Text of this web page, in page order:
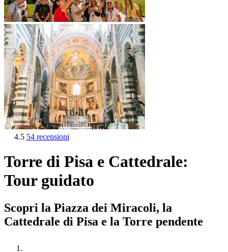
4.5 54 recensioni
Torre di Pisa e Cattedrale:
Tour guidato
Scopri la Piazza dei Miracoli, la
Cattedrale di Pisa e la Torre pendente